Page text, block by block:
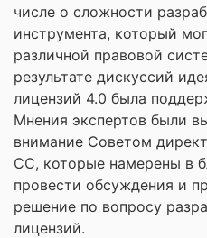
числе о сложности
инструмента, который
различной правовой
результате дискуссий
лицензий 4.0 была
Мнения экспертов были
внимание Советом
СС, которые намерены в
провести обсуждения и
решение по вопросу
лицензий.